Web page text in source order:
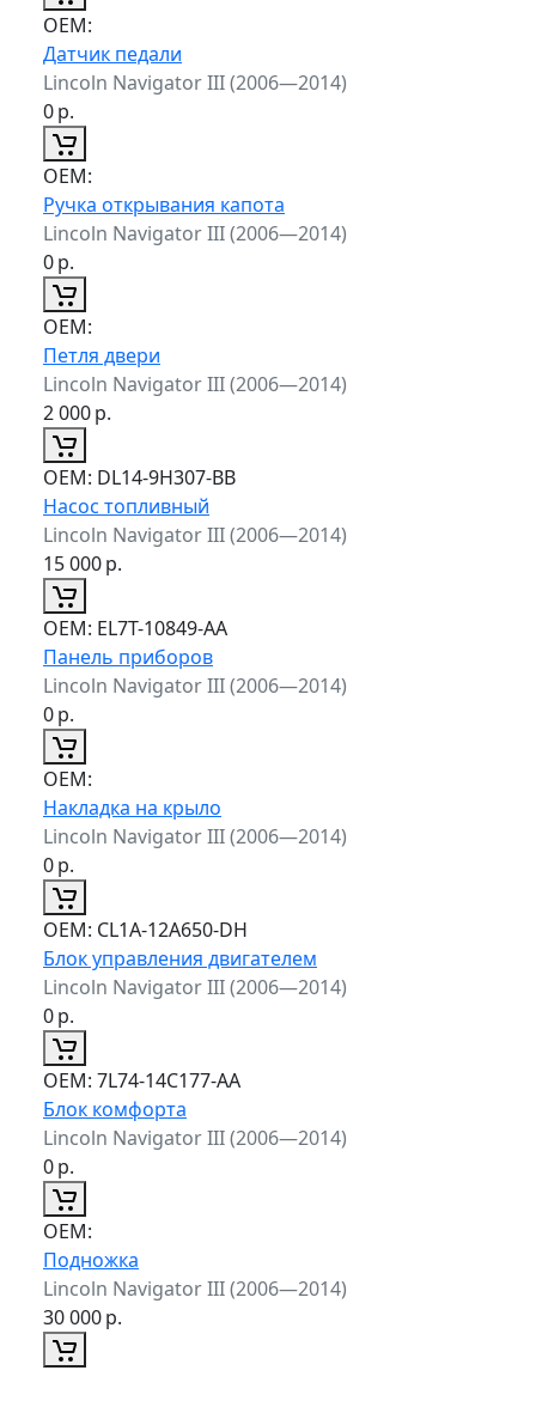
ОЕМ:
Датчик педали
Lincoln Navigator III (2006—2014)
0р.
ОЕМ:
Ручка открывания капота
Lincoln Navigator III (2006—2014)
0р.
ОЕМ:
Петля двери
Lincoln Navigator III (2006—2014)
2 000р.
ОЕМ: DL14-9H307-BB
Насос топливный
Lincoln Navigator III (2006—2014)
15 000р.
ОЕМ: EL7T-10849-AA
Панель приборов
Lincoln Navigator III (2006—2014)
0р.
ОЕМ:
Накладка на крыло
Lincoln Navigator III (2006—2014)
0р.
ОЕМ: CL1A-12A650-DH
Блок управления двигателем
Lincoln Navigator III (2006—2014)
0р.
ОЕМ: 7L74-14C177-AA
Блок комфорта
Lincoln Navigator III (2006—2014)
0р.
ОЕМ:
Подножка
Lincoln Navigator III (2006—2014)
30 000р.